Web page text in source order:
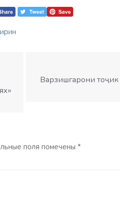
Варзишгарони
поля помечены *